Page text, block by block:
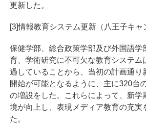
更新した。
[3]情報教育システム更新（八王子キャ
保健学部、総合政策学部及び外国語学
育、学術研究に不可欠な教育システム
過していることから、当初の計画通り
開始が可能となるように、主に320台
の増設をした。これらによって、新学
境が向上し、表現メディア教育の充実
た。